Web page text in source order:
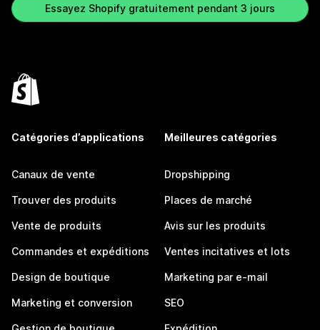
Essayez Shopify gratuitement pendant 3 jours
Catégories d’applications
Canaux de vente
Trouver des produits
Vente de produits
Commandes et expéditions
Design de boutique
Marketing et conversion
Meilleures catégories
Dropshipping
Places de marché
Avis sur les produits
Ventes incitatives et lots
Marketing par e-mail
SEO